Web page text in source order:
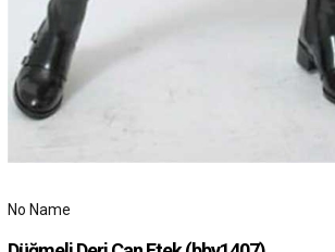
No Name